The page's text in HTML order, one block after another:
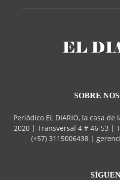
SOBRE
Periódico EL DIARIO, la casa
2020 | Transversal 4 # 46-53 |
(+57) 3115006438 |